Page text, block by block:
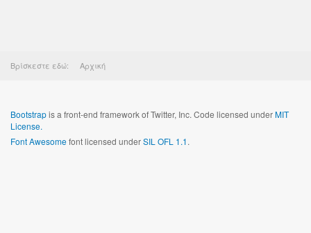
Βρίσκεστε εδώ: Αρχική
Bootstrapis a front-end framework of Twitter, Inc. Code licensed underMIT
License.
Font Awesomefont licensed underSIL OFL 1.1.